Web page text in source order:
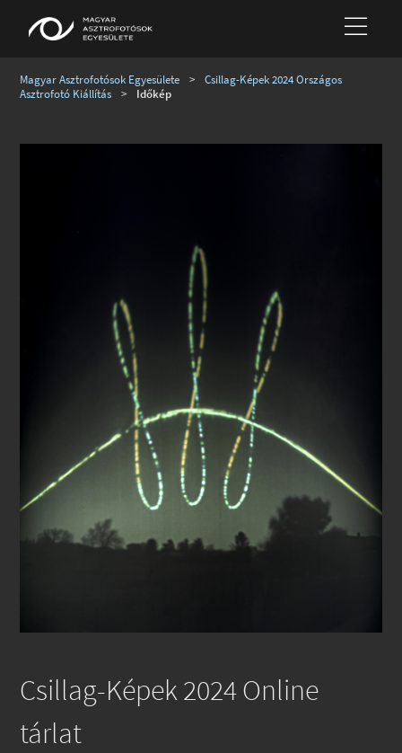
Magyar Asztrofotósok Egyesülete >
Csillag-Képek 2024 Országos
Asztrofotó Kiállítás
> Időkép
Csillag-Képek 2024 Online
tárlat